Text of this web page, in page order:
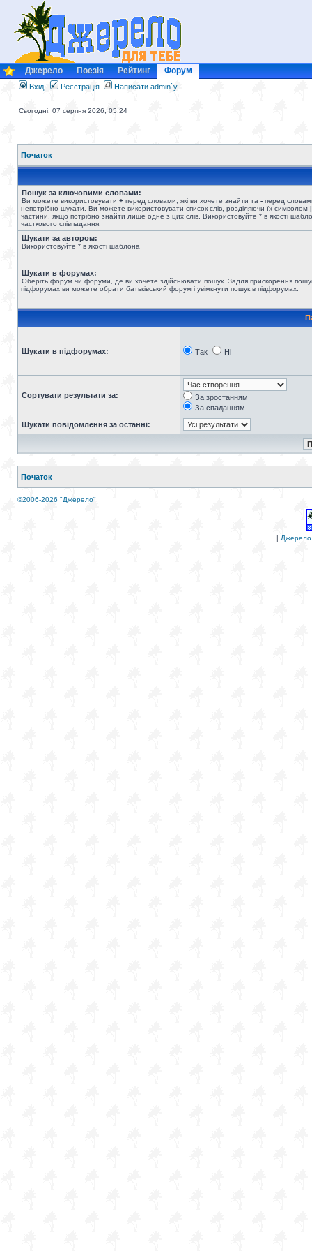
Джерело Поезія Рейтинг Форум
Вхід Реєстрація Написати admin`у
Сьогодні: 07 серпня 2026, 05:24
Початок
Пошук за ключовими словами:
Ви можете використовувати + перед словами, які ви хочете знайти та - перед
непотрібно шукати. Ви можете використовувати список слів, розділяючи їх символом |
частини, якщо потрібно знайти лише одне з цих слів. Використовуйте * в якості
часткового співпадання.
Шукати за автором:
Використовуйте * в якості шаблона
Шукати в форумах:
Оберіть форум чи форуми, де ви хочете здійснювати пошук. Задля прискорення
підфорумах ви можете обрати батьківський форум і увімкнути пошук в підфорумах.
Шукати в підфорумах: Так Ні
Сортувати результати за:
За зростанням
За спаданням
Шукати повідомлення за останні:
Початок
©2006-2026 "Джерело"
| Джерело